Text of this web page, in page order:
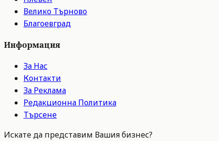
Велико Търново
Благоевград
Информация
За Нас
Контакти
За Реклама
Редакционна Политика
Търсене
Искате да представим Вашия бизнес?